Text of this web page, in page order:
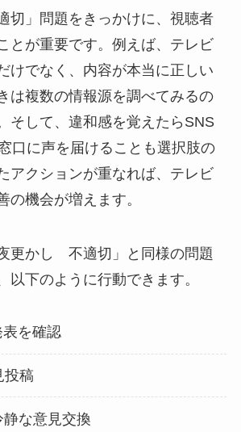
切」問題をきっかけに、視聴者
とが重要です。例えば、テレビ
けでなく、内容が本当に正しい
は複数の情報源を調べてみるの
そして、違和感を覚えたらSNS
口に声を届けることも選択肢の
アクションが重なれば、テレビ
の機会が増えます。
更かし 不適切」と同様の問題
以下のように行動できます。
を確認
投稿
な意見交換